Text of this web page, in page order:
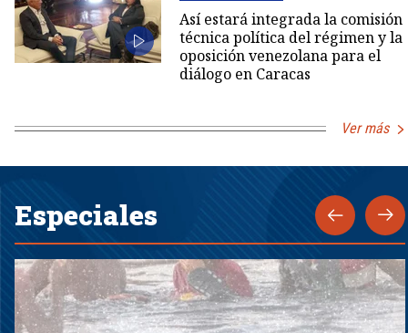
Así estará integrada la comisión
técnica política del régimen y la
oposición venezolana para el
diálogo en Caracas
Ver más
Especiales